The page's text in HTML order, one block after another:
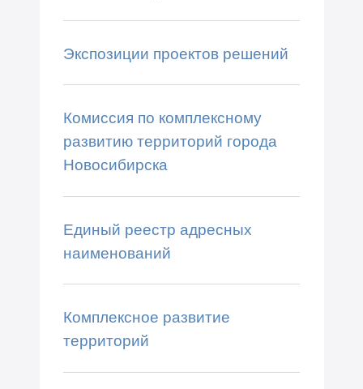
Экспозиции проектов решений
Комиссия по комплексному
развитию территорий города
Новосибирска
Единый реестр адресных
наименований
Комплексное развитие
территорий